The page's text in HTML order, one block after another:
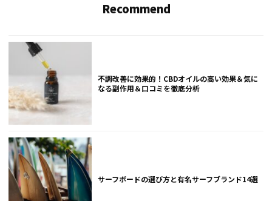
Recommend
不調改善に効果的！CBDオイルの高い効果＆気に
なる副作用＆口コミを徹底分析
サーフボードの選び方と有名サーフブランド14選